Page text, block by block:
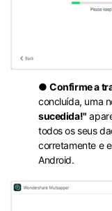
●Confirme a
concluída, uma
sucedida!"
todos os seus
corretamente e
Android.